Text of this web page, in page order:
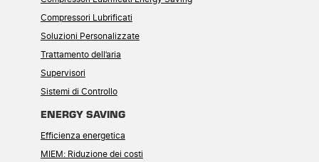
Compressori Lubrificati
Soluzioni Personalizzate
Trattamento dell’aria
Supervisori
Sistemi di Controllo
ENERGY SAVING
Efficienza energetica
MIEM: Riduzione dei costi